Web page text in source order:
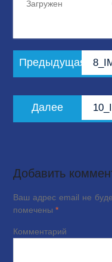
Загружен
Навигация
по
Предыдущая
Далее
Добавить
Ваш адрес email не
помечены *